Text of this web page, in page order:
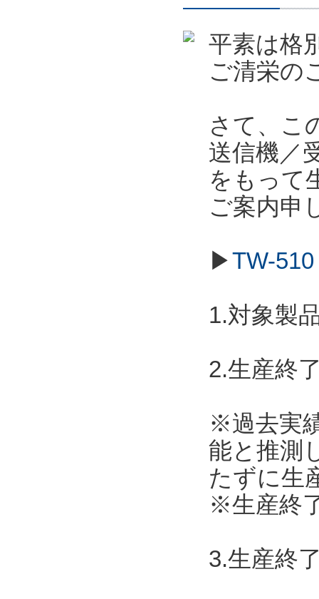
平素は格
ご清栄の
さて、こ
送信機／
をもって
ご案内申
▶TW-
1.対象製
2.生産終
※過去実
能と推測
たずに生
※生産終
3.生産終